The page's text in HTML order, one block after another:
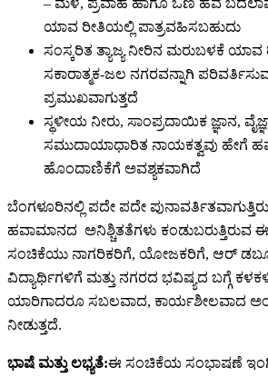
ಯಾವ ರೀತಿಯಲ್ಲಿ ಪಾತ್ರವಹಿಸಬಹುದು
ಸಂಸ್ಕರಿತ ತ್ಯಾಜ್ಯ ನೀರಿನ ಮರುಬಳಕೆ ಯಾವ
ಸಕಾರಾತ್ಮಕ-ಜಲ ನಗರವನ್ನಾಗಿ
ಪ್ರಮುಖವಾಗುತ್ತದೆ
ಸ್ಥಳೀಯ ನೀರು, ಸಾಂಪ್ರದಾಯಿಕ ಜ್ಞಾನ,
ಸಮುದಾಯಾಧಾರಿತ ನಾಯಕತ್ವವು ಹೇಗೆ
ಹೊಂದಾಣಿಕೆಗೆ ಅವಶ್ಯಕವಾಗಿದೆ
ಬೆಂಗಳೂರಿನಲ್ಲಿ ಪದೇ ಪದೇ
ಹವಾಮಾನದ ಅನಿಶ್ಚಿತತೆಗಳು ಕಂಡುಬರುತ್ತಿರುವ
ಸಂಚಿಕೆಯು ನಾಗರಿಕರಿಗೆ, ಯೋಜಕರಿಗೆ, ಆರ್
ವಿದ್ಯಾರ್ಥಿಗಳಿಗೆ ಮತ್ತು ನಗರದ ಭವಿಷ್ಯದ ಬಗ್ಗೆ
ಯಾರಿಗಾದರೂ ಸಬಲವಾದ, ಕಾರ್ಯಶೀಲವಾದ
ನೀಡುತ್ತದೆ.
ಭಾಷೆ ಮತ್ತು ಲಭ್ಯತೆ:ಈ ಸಂಚಿಕೆಯ ಸಂಭಾಷಣೆ